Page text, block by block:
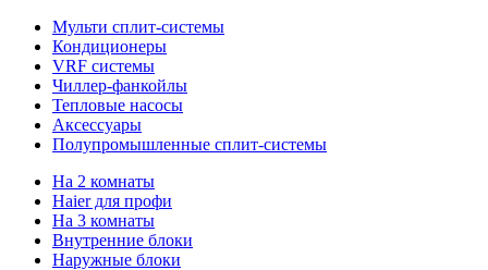
Мульти сплит-системы
Кондиционеры
VRF системы
Чиллер-фанкойлы
Тепловые насосы
Аксессуары
Полупромышленные сплит-системы
На 2 комнаты
Haier для профи
На 3 комнаты
Внутренние блоки
Наружные блоки